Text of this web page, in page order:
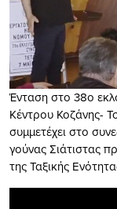
Ένταση στο 38o
Κέντρου Κοζάνης-
συμμετέχει στο
γούνας Σιάτιστας
της Ταξικής